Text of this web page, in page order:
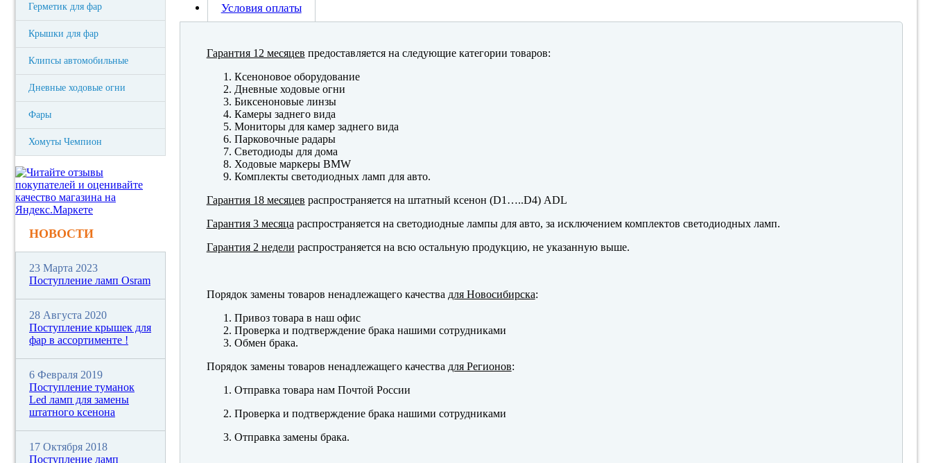
Герметик для фар
Крышки для фар
Клипсы автомобильные
Дневные ходовые огни
Фары
Хомуты Чемпион
Условия оплаты
Гарантия 12 месяцев предоставляется на следующие категории товаров:
Ксеноновое оборудование
Дневные ходовые огни
Биксеноновые линзы
Камеры заднего вида
Мониторы для камер заднего вида
Парковочные радары
Светодиоды для дома
Ходовые маркеры BMW
Комплекты светодиодных ламп для авто.
Гарантия 18 месяцев распространяется на штатный ксенон (D1…..D4) ADL
Гарантия 3 месяца распространяется на светодиодные лампы для авто, за исключением комплектов светодиодных ламп.
Гарантия 2 недели распространяется на всю остальную продукцию, не указанную выше.
Порядок замены товаров ненадлежащего качества для Новосибирска:
Привоз товара в наш офис
Проверка и подтверждение брака нашими сотрудниками
Обмен брака.
Порядок замены товаров ненадлежащего качества для Регионов:
Отправка товара нам Почтой России
Проверка и подтверждение брака нашими сотрудниками
Отправка замены брака.
НОВОСТИ
23 Марта 2023
Поступление ламп Osram
28 Августа 2020
Поступление крышек для
фар в ассортименте !
6 Февраля 2019
Поступление туманок
Led ламп для замены
штатного ксенона
17 Октября 2018
Поступление ламп